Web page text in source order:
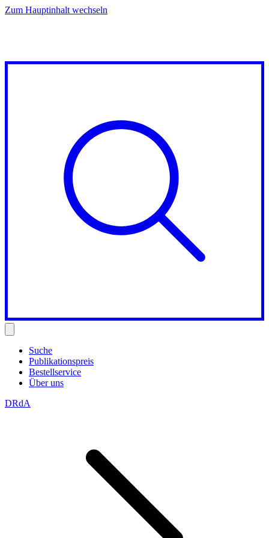
Zum Hauptinhalt wechseln
Suche
Publikationspreis
Bestellservice
Über uns
DRdA